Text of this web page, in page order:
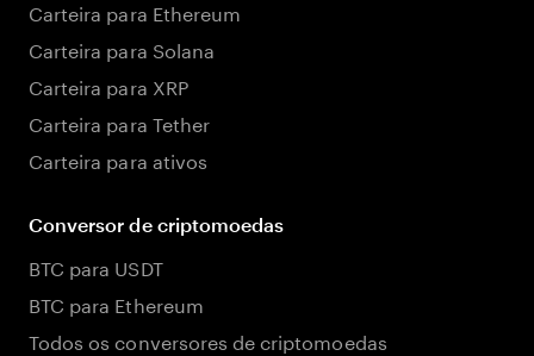
Carteira para Ethereum
Carteira para Solana
Carteira para XRP
Carteira para Tether
Carteira para ativos
Conversor de criptomoedas
BTC para USDT
BTC para Ethereum
Todos os conversores de criptomoedas